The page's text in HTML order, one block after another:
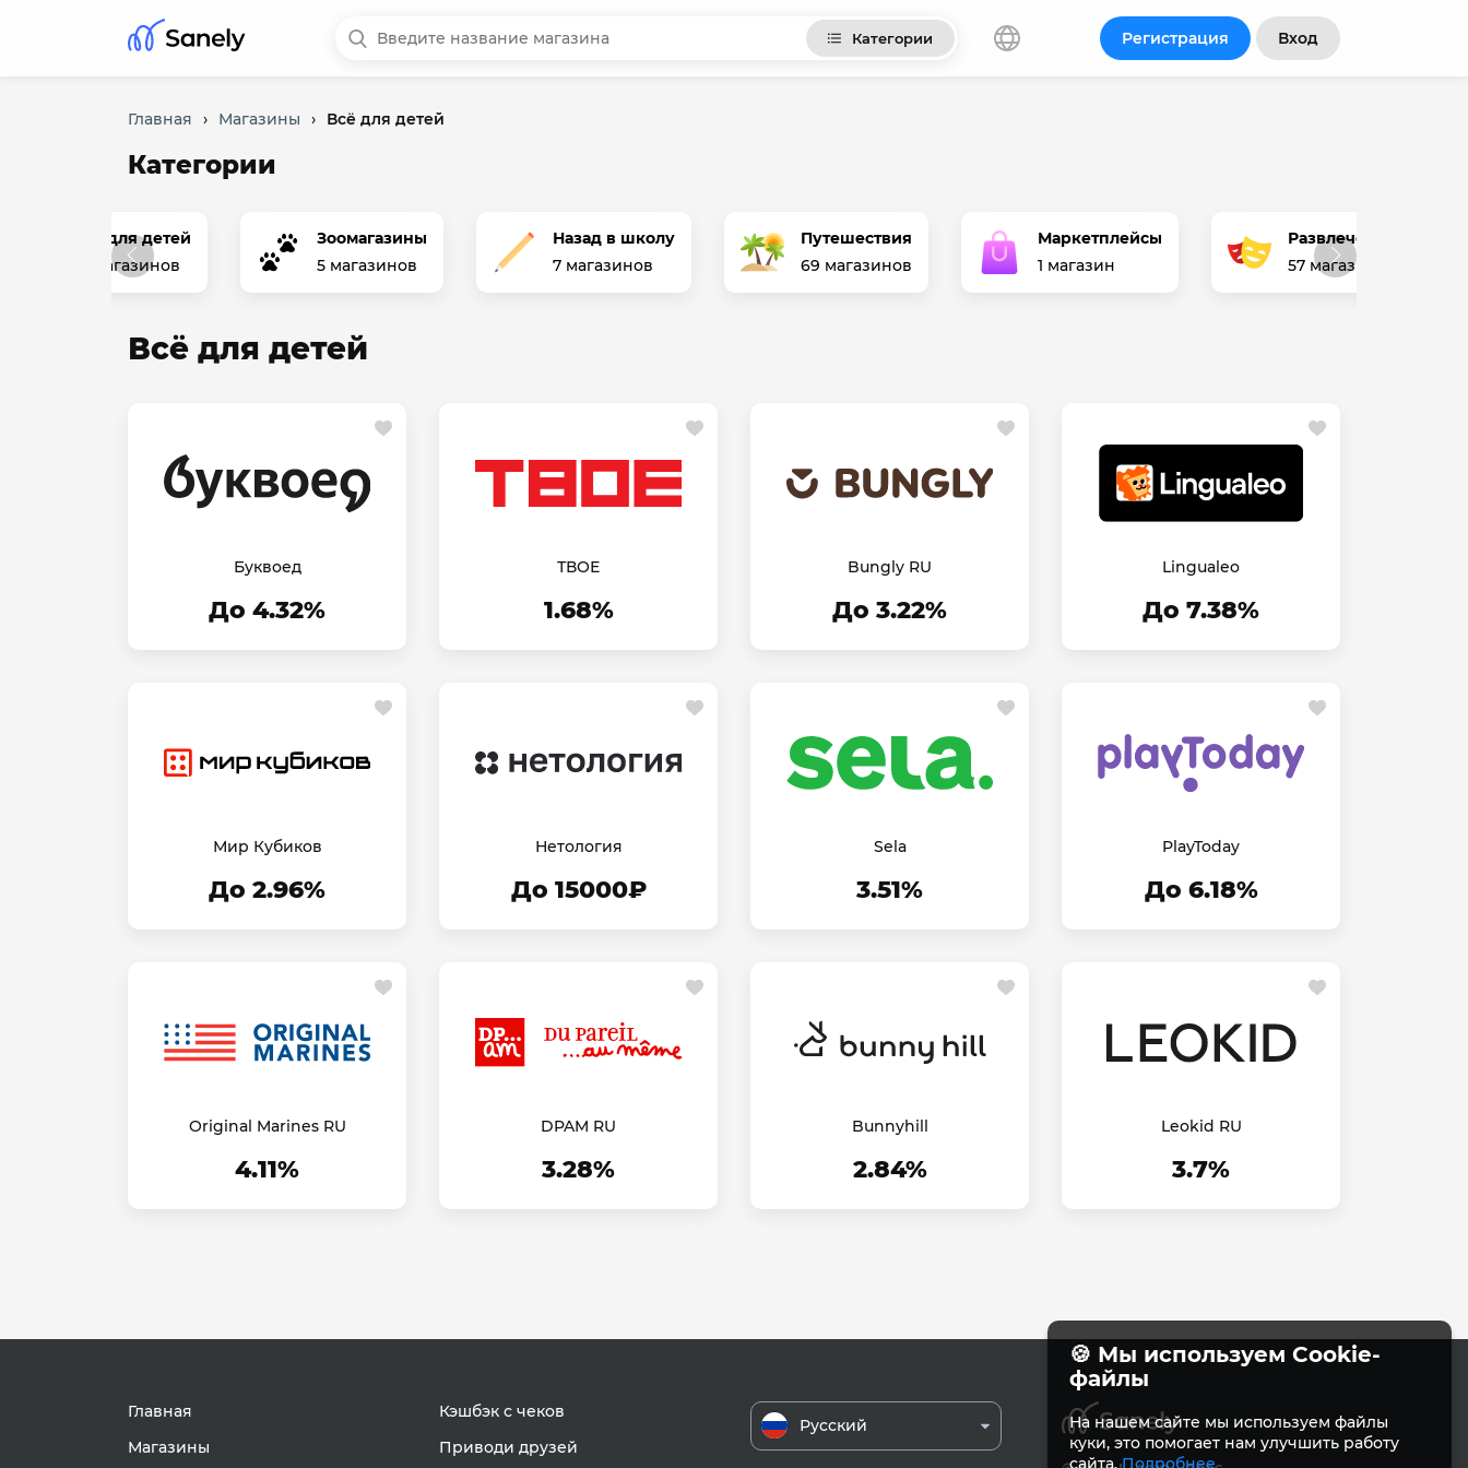
Категории Регистрация Вход
Главная › Магазины › Всё для детей
Категории
Всё для детей
10 магазинов
Зоомагазины
5 магазинов
Назад в школу
7 магазинов
Путешествия
69 магазинов
Маркетплейсы
1 магазин
Развлечения
57 магазинов
Всё для детей
Буквоед
До 4.32%
ТВОЕ
1.68%
Bungly RU
До 3.22%
Lingualeo
До 7.38%
Мир Кубиков
До 2.96%
Нетология
До 15000₽
Sela
3.51%
PlayToday
До 6.18%
Original Marines RU
4.11%
DPAM RU
3.28%
Bunnyhill
2.84%
Leokid RU
3.7%
Главная
Магазины
Кэшбэк с чеков
Приводи друзей
Русский
🍪 Мы используем Cookie-
файлы
На нашем сайте мы используем файлы
куки, это помогает нам улучшить работу
сайта.Подробнее